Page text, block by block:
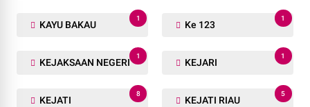
KAYU BAKAU
1
Ke 123
1
KEJAKSAAN NEGERI
1
KEJARI
1
KEJATI
8
KEJATI RIAU
5